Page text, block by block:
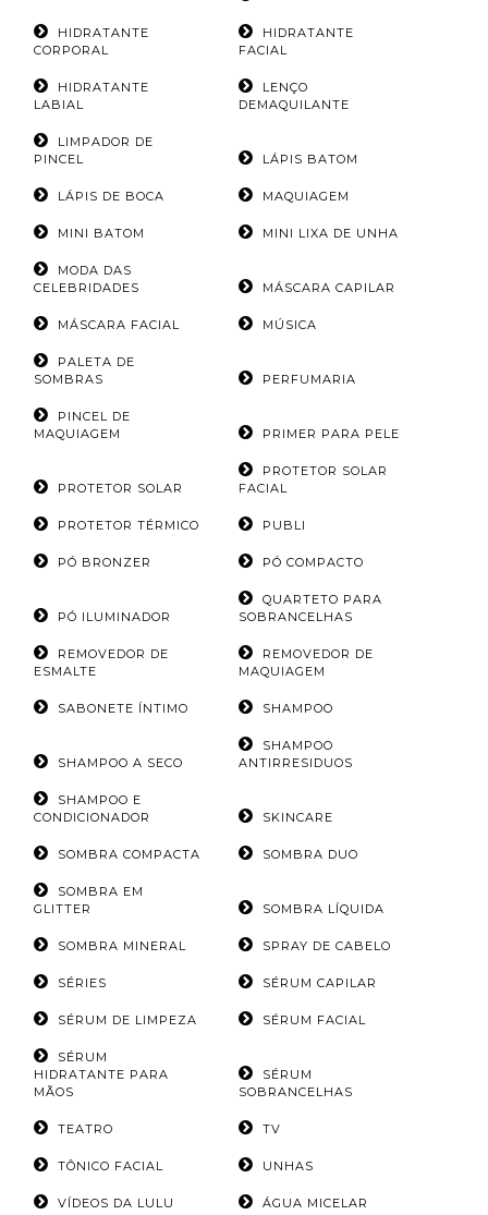
HIDRATANTE
CORPORAL
HIDRATANTE
FACIAL
HIDRATANTE
LABIAL
LENÇO
DEMAQUILANTE
LIMPADOR DE
PINCEL
LÁPIS BATOM
LÁPIS DE BOCA MAQUIAGEM
MINI BATOM MINI LIXA DE UNHA
MODA DAS
CELEBRIDADES
MÁSCARA CAPILAR
MÁSCARA FACIAL MÚSICA
PALETA DE
SOMBRAS
PERFUMARIA
PINCEL DE
MAQUIAGEM
PRIMER PARA PELE
PROTETOR SOLAR
PROTETOR SOLAR
FACIAL
PROTETOR TÉRMICO PUBLI
PÓ BRONZER PÓ COMPACTO
PÓ ILUMINADOR
QUARTETO PARA
SOBRANCELHAS
REMOVEDOR DE
ESMALTE
REMOVEDOR DE
MAQUIAGEM
SABONETE ÍNTIMO SHAMPOO
SHAMPOO A SECO
SHAMPOO
ANTIRRESIDUOS
SHAMPOO E
CONDICIONADOR
SKINCARE
SOMBRA COMPACTA SOMBRA DUO
SOMBRA EM
GLITTER
SOMBRA LÍQUIDA
SOMBRA MINERAL SPRAY DE CABELO
SÉRIES SÉRUM CAPILAR
SÉRUM DE LIMPEZA SÉRUM FACIAL
SÉRUM
HIDRATANTE PARA
MÃOS
SÉRUM
SOBRANCELHAS
TEATRO TV
TÔNICO FACIAL UNHAS
VÍDEOS DA LULU ÁGUA MICELAR